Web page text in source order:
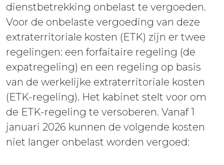
dienstbetrekking onbelast te vergoeden.
Voor de onbelaste vergoeding van deze
extraterritoriale kosten (ETK) zijn er twee
regelingen: een forfaitaire regeling (de
expatregeling) en een regeling op basis
van de werkelijke extraterritoriale kosten
(ETK-regeling). Het kabinet stelt voor om
de ETK-regeling te versoberen. Vanaf 1
januari 2026 kunnen de volgende kosten
niet langer onbelast worden vergoed: